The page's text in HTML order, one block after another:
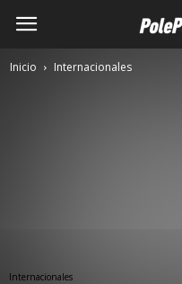
Inicio Internacionales
Internacionales